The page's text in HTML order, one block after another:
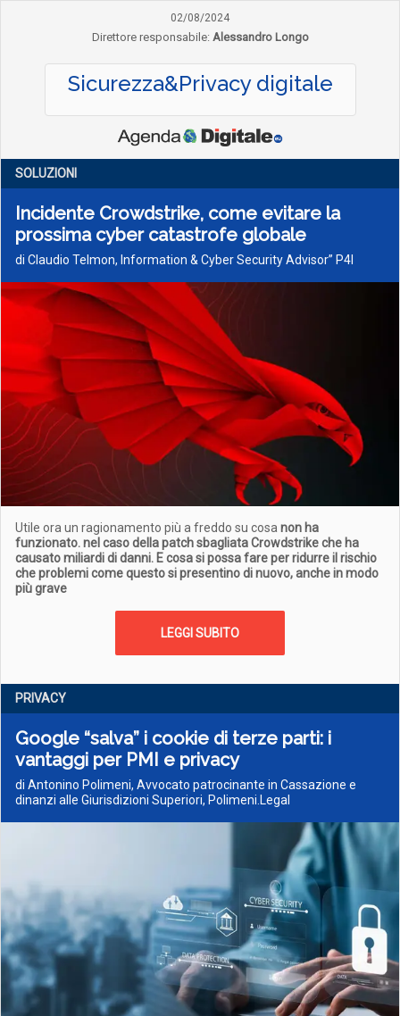
02/08/2024
Direttore responsabile: Alessandro Longo
Sicurezza&Privacy digitale
SOLUZIONI
Incidente Crowdstrike, come evitare la
prossima cyber catastrofe globale
di Claudio Telmon, Information & Cyber Security Advisor” P4I
Utile ora un ragionamento più a freddo su cosa non ha
funzionato. nel caso della patch sbagliata Crowdstrike che ha
causato miliardi di danni. E cosa si possa fare per ridurre il rischio
che problemi come questo si presentino di nuovo, anche in modo
più grave
LEGGI SUBITO
PRIVACY
Google “salva” i cookie di terze parti: i
vantaggi per PMI e privacy
di Antonino Polimeni, Avvocato patrocinante in Cassazione e
dinanzi alle Giurisdizioni Superiori, Polimeni.Legal